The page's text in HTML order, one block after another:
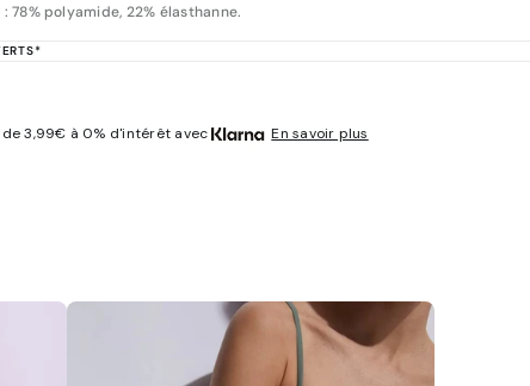
78% polyamide, 22% élasthanne.
3,99€ à 0% d'intérêt avec En savoir plus